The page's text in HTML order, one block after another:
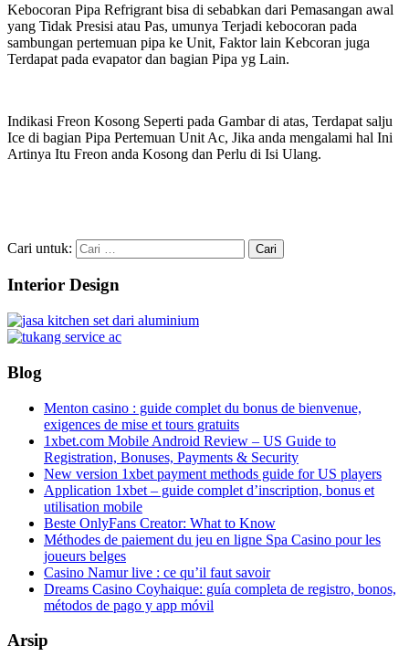
Kebocoran Pipa Refrigrant bisa di sebabkan dari Pemasangan awal
yang Tidak Presisi atau Pas, umunya Terjadi kebocoran pada
sambungan pertemuan pipa ke Unit, Faktor lain Kebcoran juga
Terdapat pada evapator dan bagian Pipa yg Lain.
Indikasi Freon Kosong Seperti pada Gambar di atas, Terdapat salju
Ice di bagian Pipa Pertemuan Unit Ac, Jika anda mengalami hal Ini
Artinya Itu Freon anda Kosong dan Perlu di Isi Ulang.
Cari untuk:
Interior Design
Blog
Menton casino : guide complet du bonus de bienvenue,
exigences de mise et tours gratuits
1xbet.com Mobile Android Review – US Guide to
Registration, Bonuses, Payments & Security
New version 1xbet payment methods guide for US players
Application 1xbet – guide complet d’inscription, bonus et
utilisation mobile
Beste OnlyFans Creator: What to Know
Méthodes de paiement du jeu en ligne Spa Casino pour les
joueurs belges
Casino Namur live : ce qu’il faut savoir
Dreams Casino Coyhaique: guía completa de registro, bonos,
métodos de pago y app móvil
Arsip